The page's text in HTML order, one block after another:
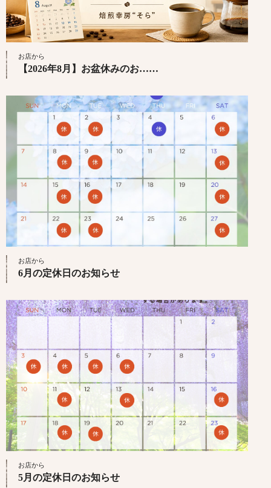
お店から
【2026年8月】お盆休みのお……
お店から
6月の定休日のお知らせ
お店から
5月の定休日のお知らせ